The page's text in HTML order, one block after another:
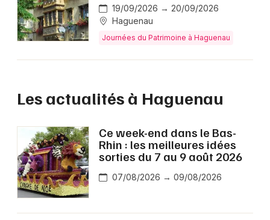
19/09/2026 → 20/09/2026
Haguenau
Journées du Patrimoine à Haguenau
Les actualités à Haguenau
Ce week-end dans le Bas-
Rhin : les meilleures idées
sorties du 7 au 9 août 2026
07/08/2026 → 09/08/2026